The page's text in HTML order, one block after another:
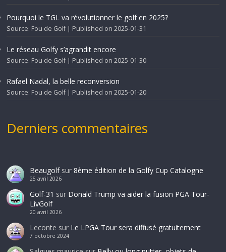
Pourquoi le TGL va révolutionner le golf en 2025?
Source: Fou de Golf Published on 2025-01-31
Le réseau Golfy s’agrandit encore
Source: Fou de Golf Published on 2025-01-30
Rafael Nadal, la belle reconversion
Source: Fou de Golf Published on 2025-01-20
Derniers commentaires
Beaugolfsur 8ème édition de la Golfy Cup Catalogne
25 avril 2026
Golf-31 sur Donald Trump va aider la fusion PGA Tour-
LivGolf
20 avril 2026
Leconte sur Le LPGA Tour sera diffusé gratuitement
7 octobre 2024